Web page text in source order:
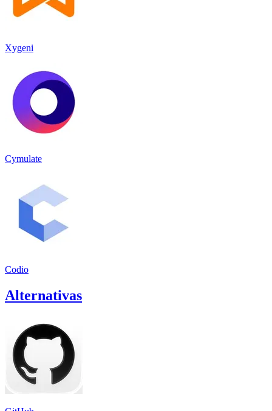
Xygeni
Cymulate
Codio
Alternativas